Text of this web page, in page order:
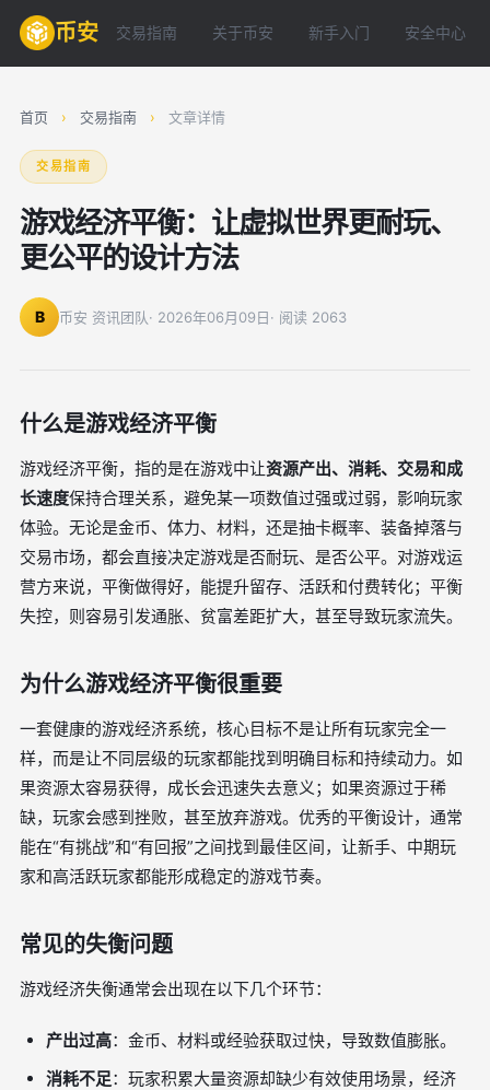
币安 交易指南 关于币安 新手入门 安全中心
首页 › 交易指南 › 文章详情
交易指南
游戏经济平衡：让虚拟世界更耐玩、
更公平的设计方法
B 币安 资讯团队· 2026年06月09日· 阅读 2063
什么是游戏经济平衡
游戏经济平衡，指的是在游戏中让资源产出、消耗、交易和成
长速度保持合理关系，避免某一项数值过强或过弱，影响玩家
体验。无论是金币、体力、材料，还是抽卡概率、装备掉落与
交易市场，都会直接决定游戏是否耐玩、是否公平。对游戏运
营方来说，平衡做得好，能提升留存、活跃和付费转化；平衡
失控，则容易引发通胀、贫富差距扩大，甚至导致玩家流失。
为什么游戏经济平衡很重要
一套健康的游戏经济系统，核心目标不是让所有玩家完全一
样，而是让不同层级的玩家都能找到明确目标和持续动力。如
果资源太容易获得，成长会迅速失去意义；如果资源过于稀
缺，玩家会感到挫败，甚至放弃游戏。优秀的平衡设计，通常
能在“有挑战”和“有回报”之间找到最佳区间，让新手、中期玩
家和高活跃玩家都能形成稳定的游戏节奏。
常见的失衡问题
游戏经济失衡通常会出现在以下几个环节：
产出过高：金币、材料或经验获取过快，导致数值膨胀。
消耗不足：玩家积累大量资源却缺少有效使用场景，经济